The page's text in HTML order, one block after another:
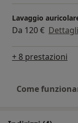
Lavaggio
Da 120 € Dettagli
+ 8 prestazioni
Come